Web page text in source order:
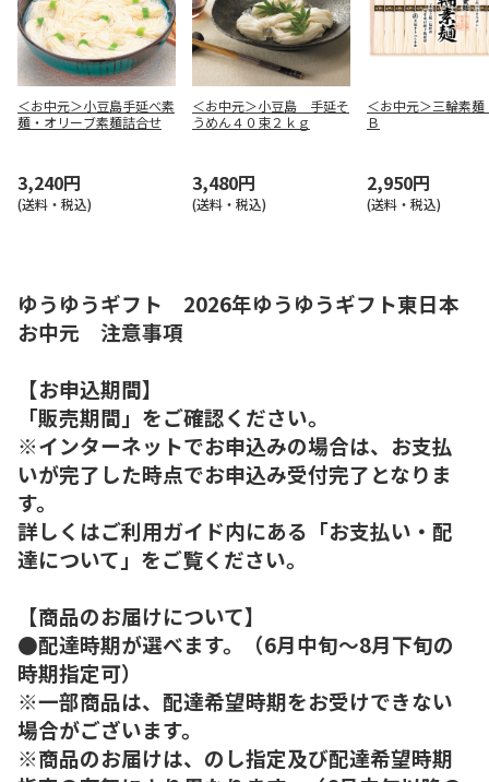
＜お中元＞小豆島手延べ素
麺・オリーブ素麺詰合せ
3,240円
(送料・税込)
＜お中元＞小豆島 手延そ
うめん４０束２ｋｇ
3,480円
(送料・税込)
＜お中元＞三輪
Ｂ
2,950円
(送料・税込)
ゆうゆうギフト 2026年ゆうゆうギフト東日本
お中元 注意事項
【お申込期間】
「販売期間」をご確認ください。
※インターネットでお申込みの場合は、お支払
いが完了した時点でお申込み受付完了となりま
す。
詳しくはご利用ガイド内にある「お支払い・配
達について」をご覧ください。
【商品のお届けについて】
●配達時期が選べます。（6月中旬～8月下旬の
時期指定可）
※一部商品は、配達希望時期をお受けできない
場合がございます。
※商品のお届けは、のし指定及び配達希望時期